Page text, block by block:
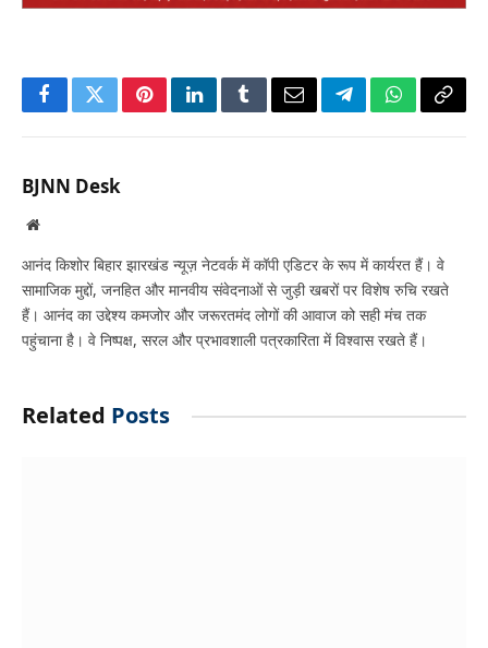
FacebookTwitterPinterestLinkedInTumblrEmailTelegramWhatsApp
Copy
BJNN Desk
Website
आनंद किशोर बिहार झारखंड न्यूज़ नेटवर्क में कॉपी एडिटर के रूप में कार्यरत हैं। वे
सामाजिक मुद्दों, जनहित और मानवीय संवेदनाओं से जुड़ी खबरों पर विशेष रुचि रखते
हैं। आनंद का उद्देश्य कमजोर और जरूरतमंद लोगों की आवाज को सही मंच तक
पहुंचाना है। वे निष्पक्ष, सरल और प्रभावशाली पत्रकारिता में विश्वास रखते हैं।
Related Posts